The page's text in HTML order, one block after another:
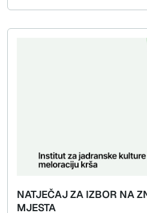
NATJEČAJ ZA IZBOR NA
MJESTA